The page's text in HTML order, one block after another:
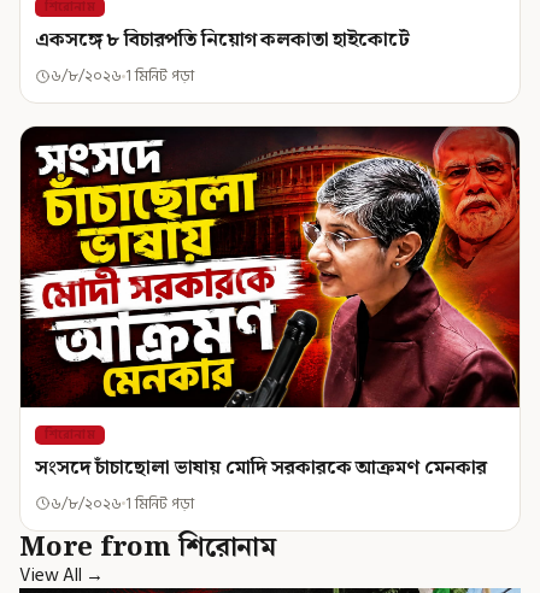
শিরোনাম
একসঙ্গে ৮ বিচারপতি নিয়োগ কলকাতা হাইকোর্টে
৬/৮/২০২৬ 1 মিনিট পড়া
শিরোনাম
সংসদে চাঁচাছোলা ভাষায় মোদি সরকারকে আক্রমণ মেনকার
৬/৮/২০২৬ 1 মিনিট পড়া
More from শিরোনাম
View All →